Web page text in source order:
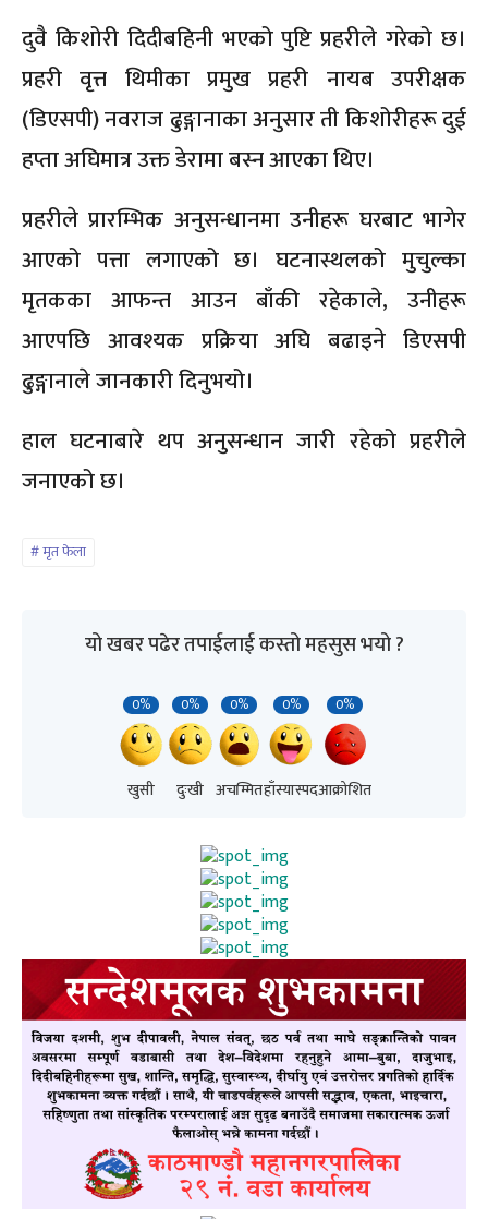
दुवै किशोरी दिदीबहिनी भएको पुष्टि प्रहरीले गरेको छ।
प्रहरी वृत्त थिमीका प्रमुख प्रहरी नायब उपरीक्षक
(डिएसपी) नवराज ढुङ्गानाका अनुसार ती किशोरीहरू दुई
हप्ता अघिमात्र उक्त डेरामा बस्न आएका थिए।
प्रहरीले प्रारम्भिक अनुसन्धानमा उनीहरू घरबाट भागेर
आएको पत्ता लगाएको छ। घटनास्थलको मुचुल्का
मृतकका आफन्त आउन बाँकी रहेकाले, उनीहरू
आएपछि आवश्यक प्रक्रिया अघि बढाइने डिएसपी
ढुङ्गानाले जानकारी दिनुभयो।
हाल घटनाबारे थप अनुसन्धान जारी रहेको प्रहरीले
जनाएको छ।
मृत फेला
यो खबर पढेर तपाईलाई कस्तो महसुस भयो ?
0%
खुसी
0%
दुःखी
0%
अचम्मित
0%
हाँस्यास्पद
0%
आक्रोशित